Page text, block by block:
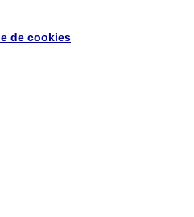
de votre
de cookies